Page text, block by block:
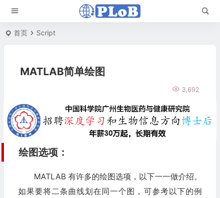
首页 Script
MATLAB简单绘图
3,692
绘图选项：
MATLAB 有许多的绘图选项，以下一一做介绍。
如果要将二条曲线划在同一个图，可参考以下的例